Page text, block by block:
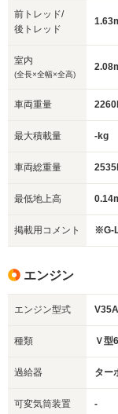
前トレッド/
後トレッド
室内
(全長×全幅×全高)
車両重量
最大積載量 -kg
車両総重量
最低地上高
掲載用コメント ※G-
エンジン
エンジン型式
種類 Ｖ型
過給器 ター
可変気筒装置 -